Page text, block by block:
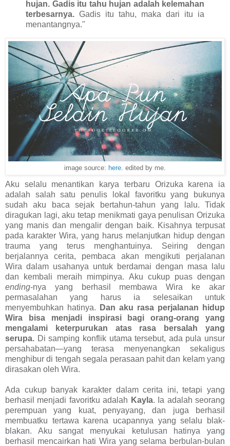
hujan. Gadis itu tahu hujan adalah kelemahan
terbesarnya. Gadis itu tahu, maka dari itu ia
menantangnya."
image source: here . edited by me.
Aku selalu menantikan karya terbaru Orizuka karena ia
adalah salah satu penulis lokal favoritku yang bukunya
sudah aku baca sejak bertahun-tahun yang lalu. Tidak
diragukan lagi, aku tetap menikmati gaya penulisan Orizuka
yang manis dan mengalir dengan baik. Kisahnya terpusat
pada karakter Wira, yang harus melanjutkan hidup dengan
trauma yang terus menghantuinya. Seiring dengan
berjalannya cerita, pembaca akan mengikuti perjalanan
Wira dalam usahanya untuk berdamai dengan masa lalu
dan kembali meraih mimpinya. Aku cukup puas dengan
ending-nya yang berhasil membawa Wira ke akar
permasalahan yang harus ia selesaikan untuk
menyembuhkan hatinya.
Dan aku rasa perjalanan hidup
Wira bisa menjadi inspirasi bagi orang-orang yang
mengalami keterpurukan atas rasa bersalah yang
serupa. Di samping konflik utama tersebut, ada pula unsur
persahabatan—yang terasa menyenangkan sekaligus
menghibur di tengah segala perasaan pahit dan kelam yang
dirasakan oleh Wira.
Ada cukup banyak karakter dalam cerita ini, tetapi yang
berhasil menjadi favoritku adalah Kayla. Ia adalah seorang
perempuan yang kuat, penyayang, dan juga berhasil
membuatku tertawa karena ucapannya yang selalu blak-
blakan. Aku sangat menyukai ketulusan hatinya yang
berhasil mencairkan hati Wira yang selama berbulan-bulan